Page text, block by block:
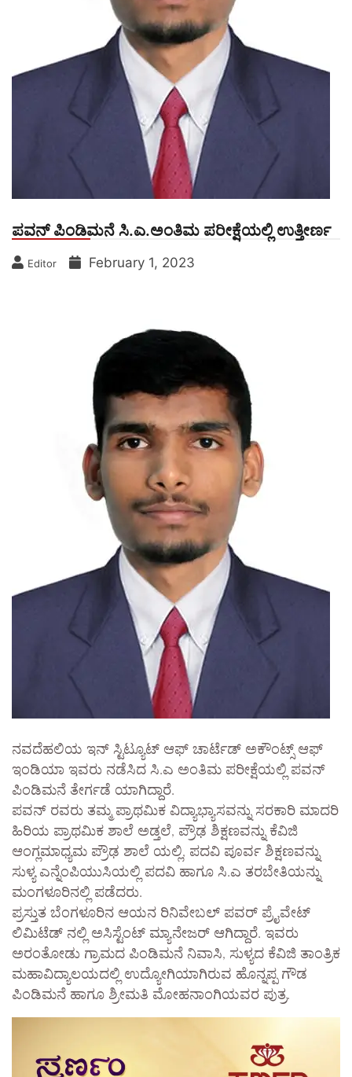
ಪವನ್ ಪಿಂಡಿಮನೆ ಸಿ.ಎ.ಅಂತಿಮ ಪರೀಕ್ಷೆಯಲ್ಲಿ ಉತ್ತೀರ್ಣ
Editor February 1, 2023
ನವದೆಹಲಿಯ ಇನ್ ಸ್ಟಿಟ್ಯೂಟ್ ಆಫ್ ಚಾರ್ಟೆಡ್ ಅಕೌಂಟ್ಸ್ ಆಫ್
ಇಂಡಿಯಾ ಇವರು ನಡೆಸಿದ ಸಿ.ಎ ಅಂತಿಮ ಪರೀಕ್ಷೆಯಲ್ಲಿ ಪವನ್
ಪಿಂಡಿಮನೆ ತೇರ್ಗಡೆ ಯಾಗಿದ್ದಾರೆ.
ಪವನ್ ರವರು ತಮ್ಮ ಪ್ರಾಥಮಿಕ ವಿದ್ಯಾಭ್ಯಾಸವನ್ನು ಸರಕಾರಿ ಮಾದರಿ
ಹಿರಿಯ ಪ್ರಾಥಮಿಕ ಶಾಲೆ ಅಡ್ತಲೆ, ಪ್ರೌಢ ಶಿಕ್ಷಣವನ್ನು ಕೆವಿಜಿ
ಆಂಗ್ಲಮಾಧ್ಯಮ ಪ್ರೌಢ ಶಾಲೆ ಯಲ್ಲಿ, ಪದವಿ ಪೂರ್ವ ಶಿಕ್ಷಣವನ್ನು
ಸುಳ್ಯ ಎನ್ನೆಂಪಿಯುಸಿಯಲ್ಲಿ ಪದವಿ ಹಾಗೂ ಸಿ.ಎ ತರಬೇತಿಯನ್ನು
ಮಂಗಳೂರಿನಲ್ಲಿ ಪಡೆದರು.
ಪ್ರಸ್ತುತ ಬೆಂಗಳೂರಿನ ಆಯನ ರಿನಿವೇಬಲ್ ಪವರ್ ಪ್ರೈವೇಟ್
ಲಿಮಿಟೆಡ್ ನಲ್ಲಿ ಅಸಿಸ್ಟೆಂಟ್ ಮ್ಯಾನೇಜರ್ ಆಗಿದ್ದಾರೆ. ಇವರು
ಅರಂತೋಡು ಗ್ರಾಮದ ಪಿಂಡಿಮನೆ ನಿವಾಸಿ, ಸುಳ್ಯದ ಕೆವಿಜಿ ತಾಂತ್ರಿಕ
ಮಹಾವಿದ್ಯಾಲಯದಲ್ಲಿ ಉದ್ಯೋಗಿಯಾಗಿರುವ ಹೊನ್ನಪ್ಪ ಗೌಡ
ಪಿಂಡಿಮನೆ ಹಾಗೂ ಶ್ರೀಮತಿ ಮೋಹನಾಂಗಿಯವರ ಪುತ್ರ.